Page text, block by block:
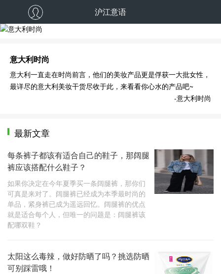
沪江意语
意大利时尚
意大利时尚
意大利一直走在时尚前言，他们的美妆产品更是俘获一大批女性，
最详尽的意大利美妆干货尽收于此，来看看你心水的产品吧~
-意大利时尚
最新文章
每条裤子都该有适合自己的鞋子，那阔腿
裤应该搭配什么鞋子？
如果你决定在今年夏季买一条阔腿裤，那你们
可真是来对了。阔腿裤已经成为本季最时尚的
单品，紧身裤已成为遥远回忆。阔腿裤的优点
就是适合每个人，但唯一的问题是：阔腿裤该
配哪双鞋？
太阳这么毒辣，做好防晒了吗？挑选防晒
可别踩雷哦！